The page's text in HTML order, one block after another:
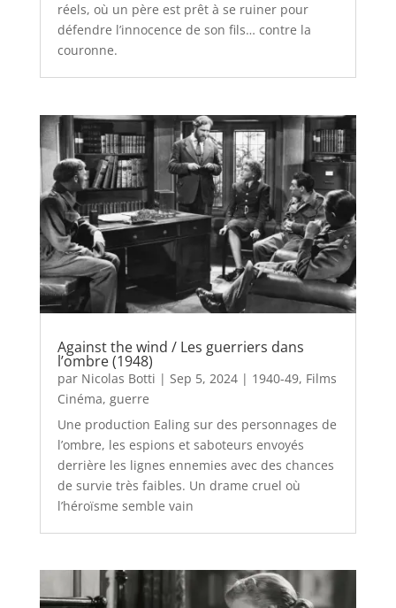
réels, où un père est prêt à se ruiner pour
défendre l’innocence de son fils… contre la
couronne.
Against the wind / Les guerriers dans
l’ombre (1948)
par Nicolas Botti | Sep 5, 2024| 1940-49, Films
Cinéma, guerre
Une production Ealing sur des personnages de
l’ombre, les espions et saboteurs envoyés
derrière les lignes ennemies avec des chances
de survie très faibles. Un drame cruel où
l’héroïsme semble vain